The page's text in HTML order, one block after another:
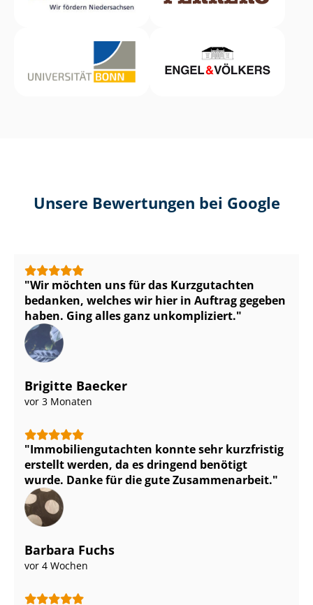
Unsere Bewertungen bei Google
Wir möchten uns für das Kurzgutachten
bedanken, welches wir hier in Auftrag gegeben
haben. Ging alles ganz unkompliziert.
Brigitte Baecker
vor 3 Monaten
Im­mo­bi­li­en­gut­ach­ten konnte sehr kurzfristig
erstellt werden, da es dringend benötigt
wurde. Danke für die gute Zusammenarbeit.
Barbara Fuchs
vor 4 Wochen